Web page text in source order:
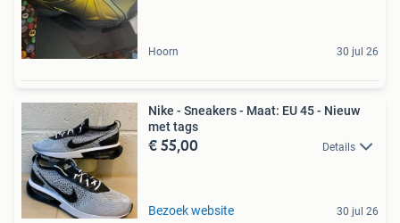
Hoorn 30 jul 26
Nike - Sneakers - Maat: EU 45 - Nieuw
met tags
€ 55,00 Details
Bezoek website 30 jul 26